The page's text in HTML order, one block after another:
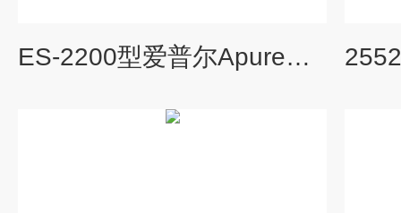
ES-2200型爱普尔Apure工业在线电阻率仪